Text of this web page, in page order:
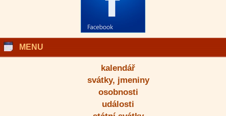
MENU
kalendář
svátky, jmeniny
osobnosti
události